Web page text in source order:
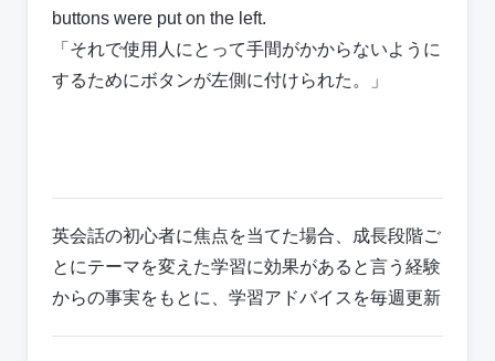
buttons were put on the left.
「それで使用人にとって手間がかからないように
するためにボタンが左側に付けられた。」
英会話の初心者に焦点を当てた場合、成長段階ご
とにテーマを変えた学習に効果があると言う経験
からの事実をもとに、学習アドバイスを毎週更新